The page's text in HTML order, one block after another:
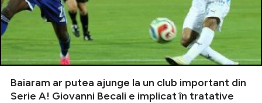
Baiaram ar putea ajunge la un club important din
Serie A! Giovanni Becali e implicat în tratative